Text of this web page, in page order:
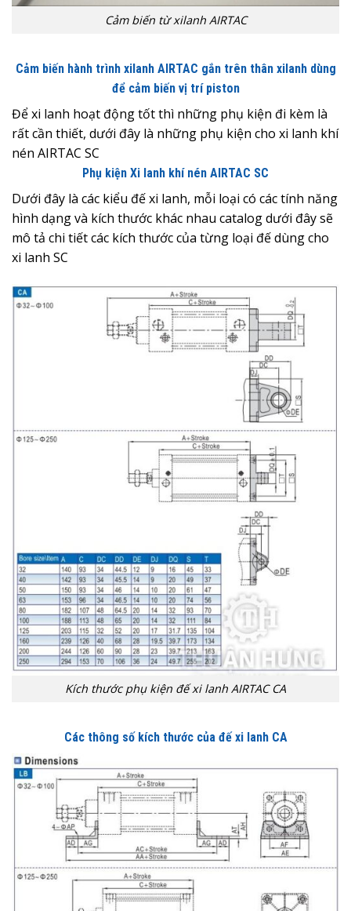
Cảm biến từ xilanh AIRTAC
Cảm biến hành trình xilanh AIRTAC gắn trên thân xilanh dùng
để cảm biến vị trí piston
Để xi lanh hoạt động tốt thì những phụ kiện đi kèm là
rất cần thiết, dưới đây là những phụ kiện cho xi lanh khí
nén AIRTAC SC
Phụ kiện Xi lanh khí nén AIRTAC SC
Dưới đây là các kiểu đế xi lanh, mỗi loại có các tính năng
hình dạng và kích thước khác nhau catalog dưới đây sẽ
mô tả chi tiết các kích thước của từng loại đế dùng cho
xi lanh SC
Kích thước phụ kiện đế xi lanh AIRTAC CA
Các thông số kích thước của đế xi lanh CA